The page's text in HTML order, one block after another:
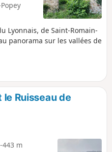
Lyonnais, de Saint-Romain-
panorama sur les vallées de
Ruisseau de
-443 m